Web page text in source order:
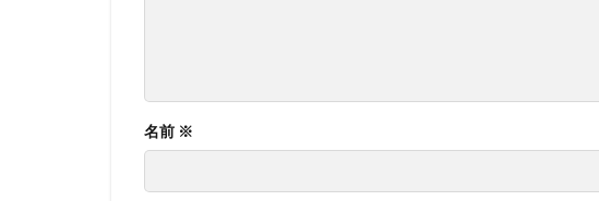
名前 ※